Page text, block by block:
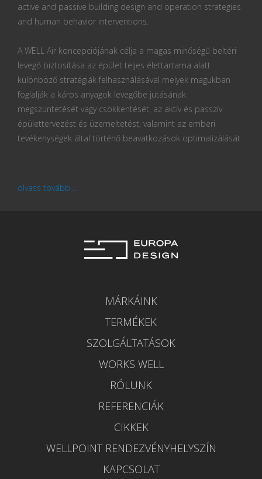
active and passive building design and operation strategies
and human behavior interventions.
A WELL Air koncepciójának célja a magas minőségű beltéri
levegő biztosítása az épület teljes élettartama alatt
különböző stratégiák felhasználásával melyek magukban
foglalják a káros anyagok levegőbe jutásának
megszüntetését vagy csökkentését, az aktív és passzív
épülettervezést és üzemeltetést, valamint az emberi
tevékenységek által történő beavatkozások optimalizálását.
olvass tovább...
MÁRKÁINK
TERMÉKEK
SZOLGÁLTATÁSOK
WORKS WELL
RÓLUNK
REFERENCIÁK
CIKKEK
WELLPOINT RENDEZVÉNYHELYSZÍN
KAPCSOLAT